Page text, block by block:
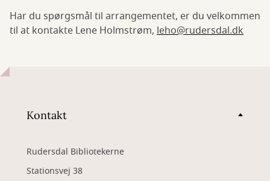
Har du spørgsmål til arrangementet, er du velkommen
til at kontakte Lene Holmstrøm, leho@rudersdal.dk
Kontakt
Rudersdal Bibliotekerne
Stationsvej 38